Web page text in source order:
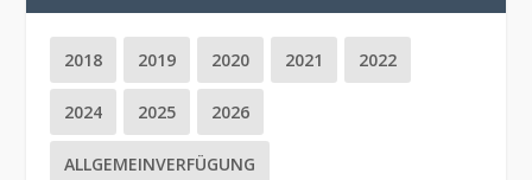
2018 2019 2020 2021 2022
2024 2025 2026
ALLGEMEINVERFÜGUNG